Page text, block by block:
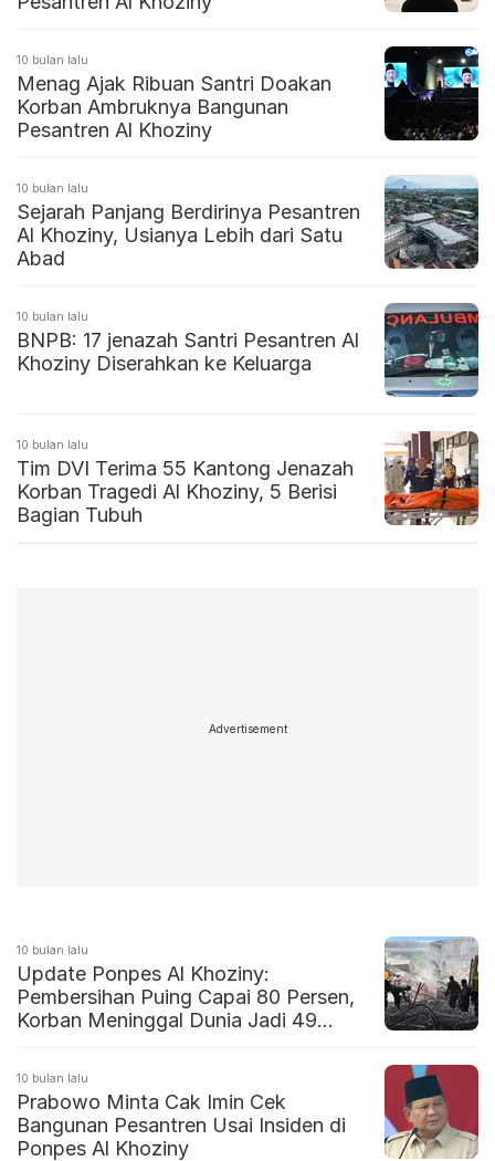
10 bulan lalu
Menag Ajak Ribuan Santri Doakan
Korban Ambruknya Bangunan
Pesantren Al Khoziny
10 bulan lalu
Sejarah Panjang Berdirinya Pesantren
Al Khoziny, Usianya Lebih dari Satu
Abad
10 bulan lalu
BNPB: 17 jenazah Santri Pesantren Al
Khoziny Diserahkan ke Keluarga
10 bulan lalu
Tim DVI Terima 55 Kantong Jenazah
Korban Tragedi Al Khoziny, 5 Berisi
Bagian Tubuh
Advertisement
10 bulan lalu
Update Ponpes Al Khoziny:
Pembersihan Puing Capai 80 Persen,
Korban Meninggal Dunia Jadi 49
10 bulan lalu
Prabowo Minta Cak Imin Cek
Bangunan Pesantren Usai Insiden di
Ponpes Al Khoziny